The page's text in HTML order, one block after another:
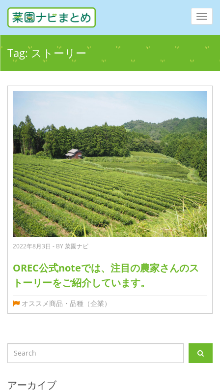
Tag:ストーリー
2022年8月3日 - BY 菜園ナビ
OREC公式noteでは、注目の農家さんのス
トーリーをご紹介しています。
オススメ商品・品種（企業）
アーカイブ